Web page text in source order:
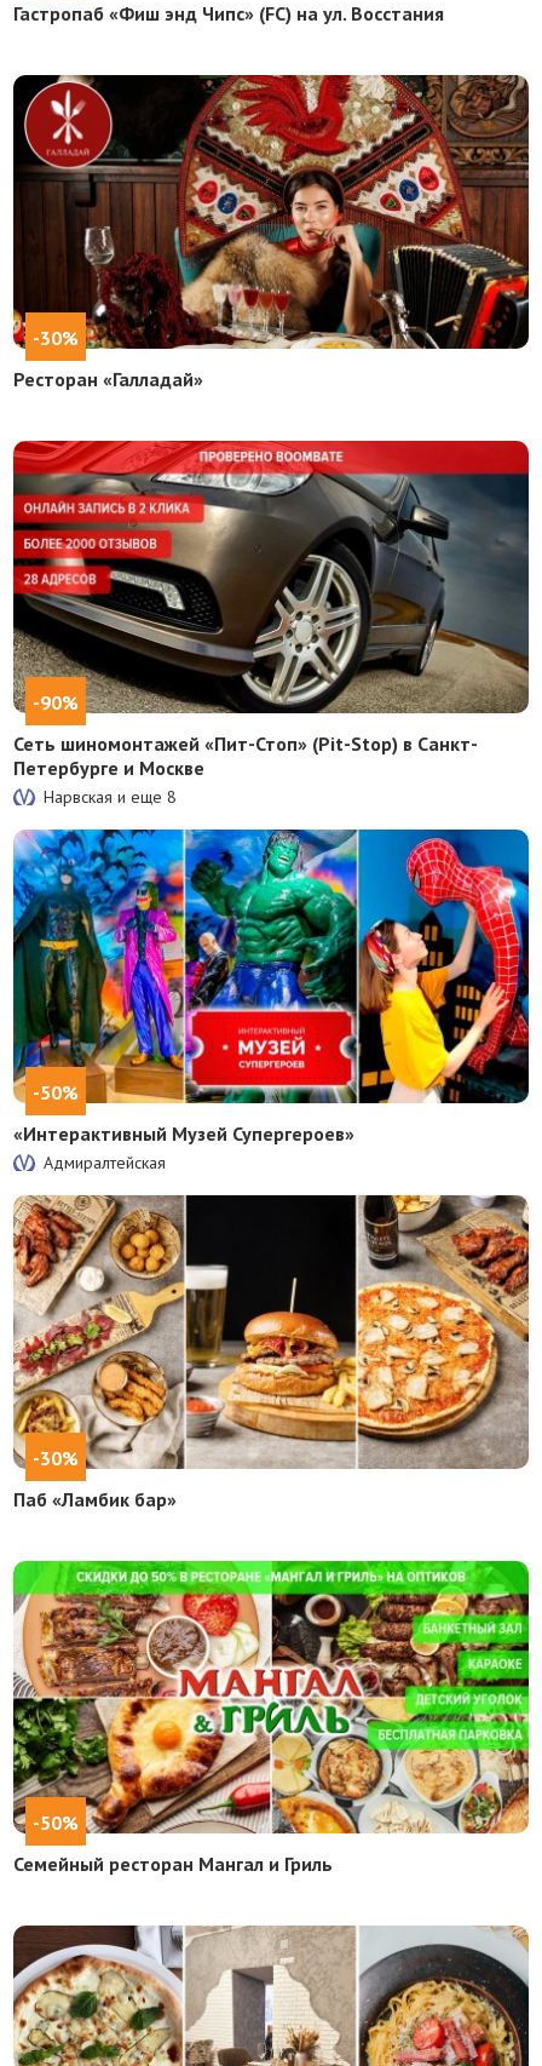
Гастропаб «Фиш энд Чипс» (FC) на ул. Восстания
-30%
Ресторан «Галладай»
-90%
Сеть шиномонтажей «Пит-Стоп» (Pit-Stop) в Санкт-
Петербурге и Москве
Нарвская и еще8
-50%
«Интерактивный Музей Супергероев»
Адмиралтейская
-30%
Паб «Ламбик бар»
-50%
Семейный ресторан Мангал и Гриль